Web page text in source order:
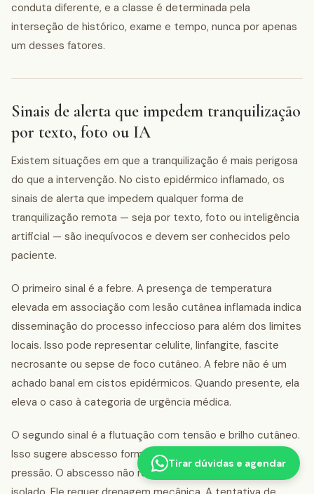
conduta diferente, e a classe é determinada pela
interseção de histórico, exame e tempo, nunca por apenas
um desses fatores.
Sinais de alerta que impedem tranquilização
por texto, foto ou IA
Existem situações em que a tranquilização é mais perigosa
do que a intervenção. No cisto epidérmico inflamado, os
sinais de alerta que impedem qualquer forma de
tranquilização remota — seja por texto, foto ou inteligência
artificial — são inequívocos e devem ser conhecidos pelo
paciente.
O primeiro sinal é a febre. A presença de temperatura
elevada em associação com lesão cutânea inflamada indica
disseminação do processo infeccioso para além dos limites
locais. Isso pode representar celulite, linfangite, fascite
necrosante ou sepse de foco cutâneo. A febre não é um
achado banal em cistos epidérmicos. Quando presente, ela
eleva o caso à categoria de urgência médica.
O segundo sinal é a flutuação com tensão e brilho cutâneo.
Isso sugere abscesso formado, com acúmulo de pus sob
pressão. O abscesso não resolve com antibiótico oral
Tirar dúvidas e agendar